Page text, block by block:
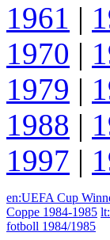
1961 |
1970 |
1979 |
1988 |
1997 |
en:UEFA Cup
Coppe 1984-1985
fotboll 1984/1985